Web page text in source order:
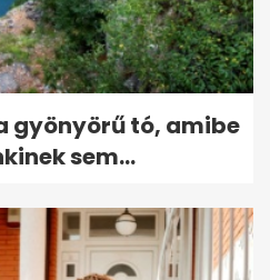
gyönyörű tó, amibe
sem...